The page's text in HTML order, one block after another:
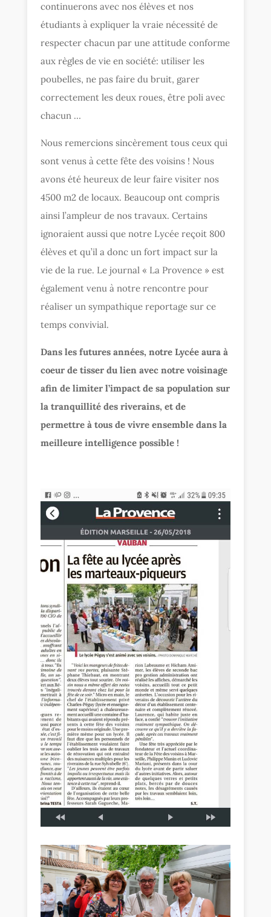
continuerons avec nos élèves et nos
étudiants à expliquer la vraie nécessité de
respecter chacun par une attitude conforme
aux règles de vie en société: utiliser les
poubelles, ne pas faire du bruit, garer
correctement les deux roues, être poli avec
chacun …
Nous remercions sincèrement tous ceux qui
sont venus à cette fête des voisins ! Nous
avons été heureux de leur faire visiter nos
4500 m2 de locaux. Beaucoup ont compris
ainsi l’ampleur de nos travaux. Certains
ignoraient aussi que notre Lycée reçoit 800
élèves et qu’il a donc un fort impact sur la
vie de la rue. Le journal « La Provence » est
également venu à notre rencontre pour
réaliser un sympathique reportage sur ce
temps convivial.
Dans les futures années, notre Lycée aura à
coeur de tisser du lien avec notre voisinage
afin de limiter l’impact de sa population sur
la tranquillité des riverains, et de
permettre à tous de vivre ensemble dans la
meilleure intelligence possible !